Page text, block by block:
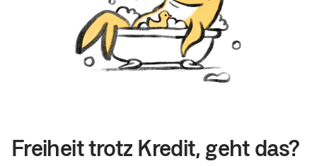
Freiheit trotz Kredit, geht das?